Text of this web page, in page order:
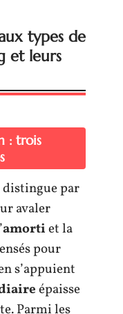
types de
et leurs
: trois
distingue par
avaler
amortiet la
pour
s’appuient
épaisse
Parmi les